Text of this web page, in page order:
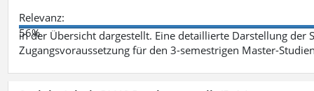
Relevanz:
56%
in der Übersicht dargestellt. Eine detaillierte Darstellung der
Zugangsvoraussetzung für den 3-semestrigen Master-